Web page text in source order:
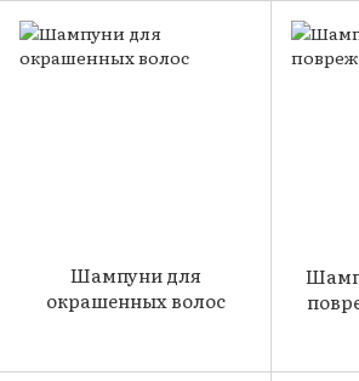
Шампуни для
окрашенных волос